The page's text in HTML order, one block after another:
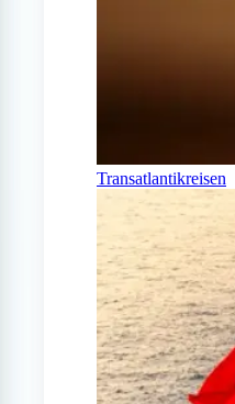
Transatlantikreisen